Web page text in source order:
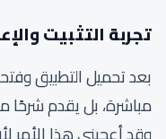
تجربة التثبيت
بعد تحميل التطبيق
مباشرة، بل يقدم شرحًا